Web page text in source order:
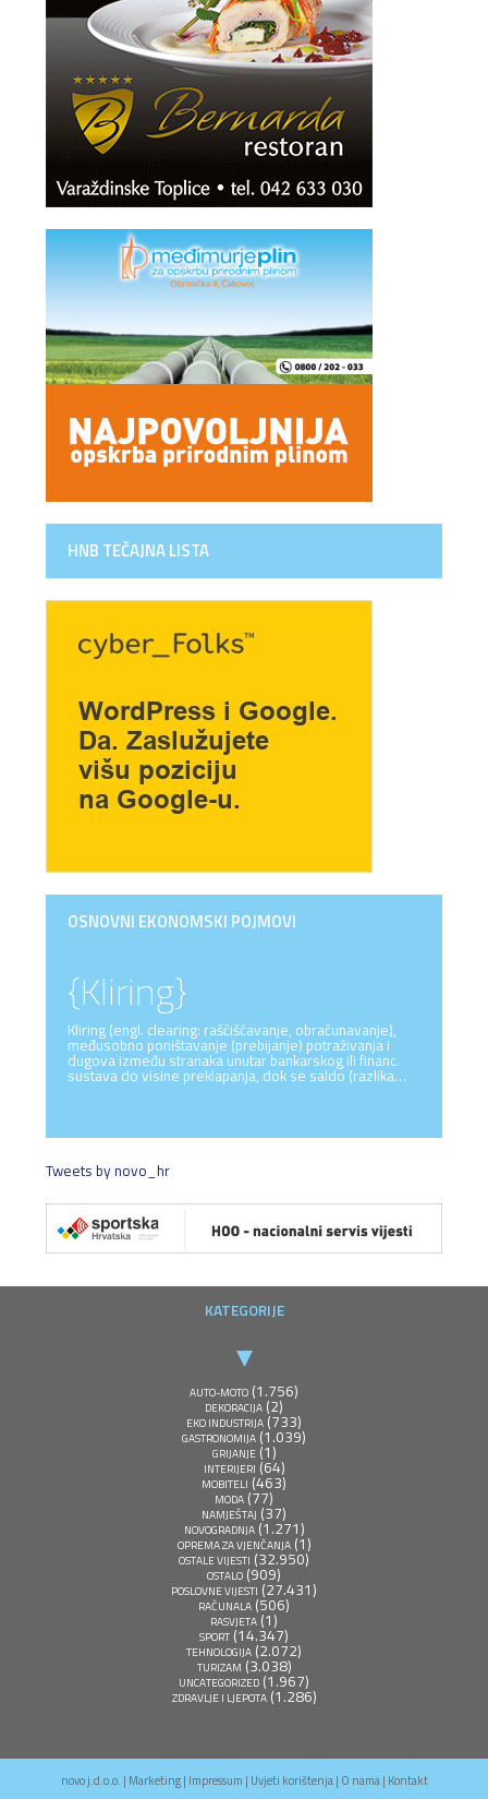
HNB TEČAJNA LISTA
OSNOVNI EKONOMSKI POJMOVI
{Kliring}
Kliring (engl. clearing: raščišćavanje, obračunavanje),
međusobno poništavanje (prebijanje) potraživanja i
dugova između stranaka unutar bankarskog ili financ.
sustava do visine preklapanja, dok se saldo (razlika…
Tweets by novo_hr
KATEGORIJE
AUTO-MOTO (1.756)
DEKORACIJA (2)
EKO INDUSTRIJA (733)
GASTRONOMIJA (1.039)
GRIJANJE(1)
INTERIJERI (64)
MOBITELI (463)
MODA (77)
NAMJEŠTAJ (37)
NOVOGRADNJA(1.271)
OPREMA ZA VJENČANJA(1)
OSTALE VIJESTI (32.950)
OSTALO (909)
POSLOVNE VIJESTI (27.431)
RAČUNALA (506)
RASVJETA(1)
SPORT (14.347)
TEHNOLOGIJA (2.072)
TURIZAM (3.038)
UNCATEGORIZED (1.967)
ZDRAVLJE I LJEPOTA(1.286)
novo j.d.o.o. | Marketing| Impressum | Uvjeti korištenja| O nama| Kontakt